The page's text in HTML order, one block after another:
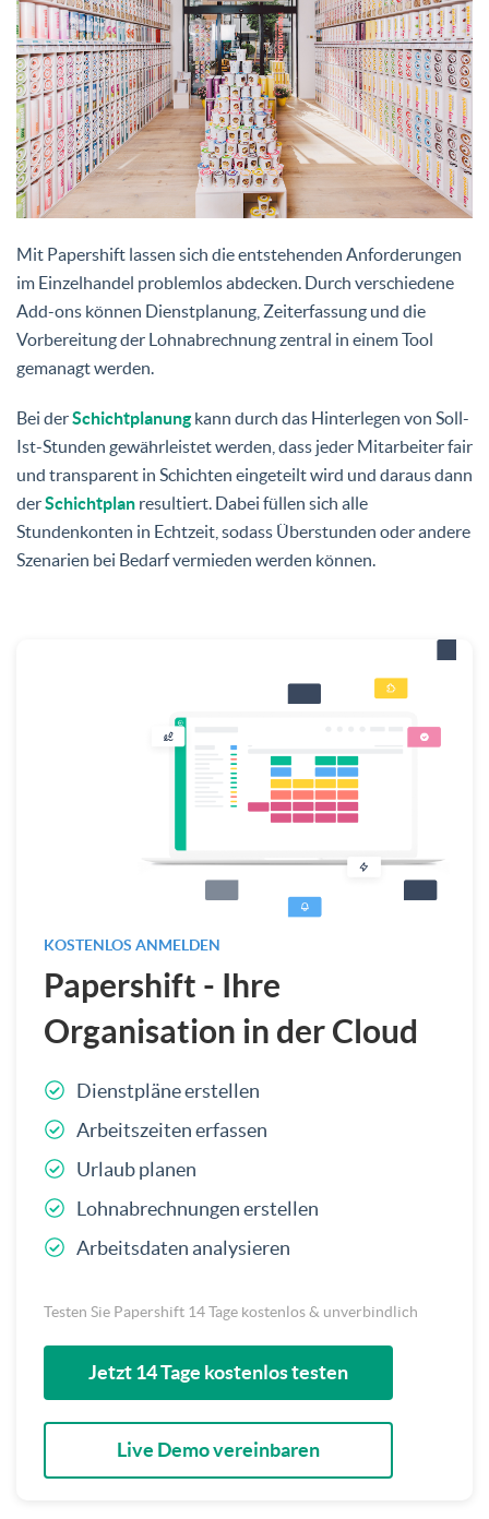
Mit Papershift lassen sich die entstehenden Anforderungen
im Einzelhandel problemlos abdecken. Durch verschiedene
Add-ons können Dienstplanung, Zeiterfassung und die
Vorbereitung der Lohnabrechnung zentral in einem Tool
gemanagt werden.
Bei derSchichtplanungkann durch das Hinterlegen von Soll-
Ist-Stunden gewährleistet werden, dass jeder Mitarbeiter fair
und transparent in Schichten eingeteilt wird und daraus dann
derSchichtplan resultiert. Dabei füllen sich alle
Stundenkonten in Echtzeit, sodass Überstunden oder andere
Szenarien bei Bedarf vermieden werden können.
KOSTENLOS ANMELDEN
Papershift - Ihre
Organisation in der Cloud
Dienstpläne erstellen
Arbeitszeiten erfassen
Urlaub planen
Lohnabrechnungen erstellen
Arbeitsdaten analysieren
Testen Sie Papershift 14 Tage kostenlos & unverbindlich
Jetzt 14 Tage kostenlos testen
Live Demo vereinbaren